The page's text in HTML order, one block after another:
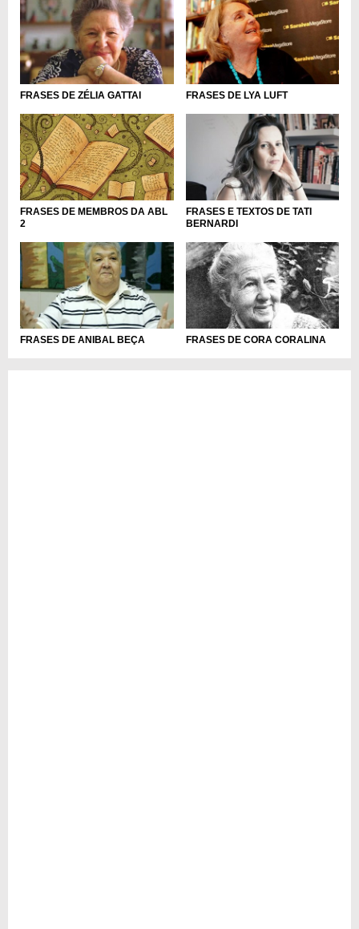
FRASES DE ZÉLIA GATTAI FRASES DE LYA LUFT
FRASES DE MEMBROS DA ABL
2
FRASES E TEXTOS DE TATI
BERNARDI
FRASES DE ANIBAL BEÇA FRASES DE CORA CORALINA